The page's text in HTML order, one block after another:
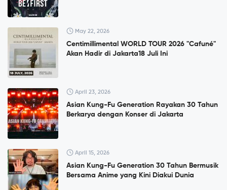
May 22, 2026
Centimillimental WORLD TOUR 2026 "Cafuné"
Akan Hadir di Jakarta18 Juli Ini
April 23, 2026
Asian Kung-Fu Generation Rayakan 30 Tahun
Berkarya dengan Konser di Jakarta
April 15, 2026
Asian Kung-Fu Generation 30 Tahun Bermusik
Bersama Anime yang Kini Diakui Dunia